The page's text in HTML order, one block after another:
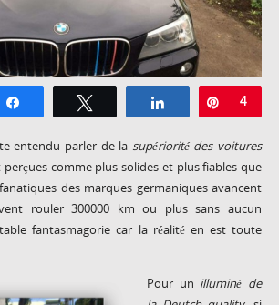
Partagez Partagez Épingle
4
entendu parler de la supériorité des voitures
comme plus solides et plus fiables que
des marques germaniques avancent
rouler 300000 km ou plus sans aucun
fantasmagorie car la réalité en est toute
Pour un illuminé de